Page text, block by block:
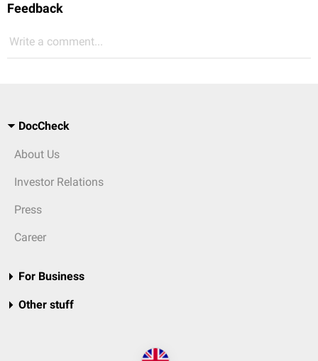
Feedback
Write a comment...
DocCheck
About Us
Investor Relations
Press
Career
For Business
Other stuff